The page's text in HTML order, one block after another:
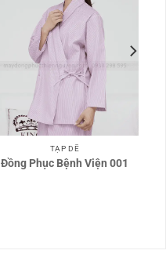
TẠP DỀ
Đồng Phục Bệnh Viện 001